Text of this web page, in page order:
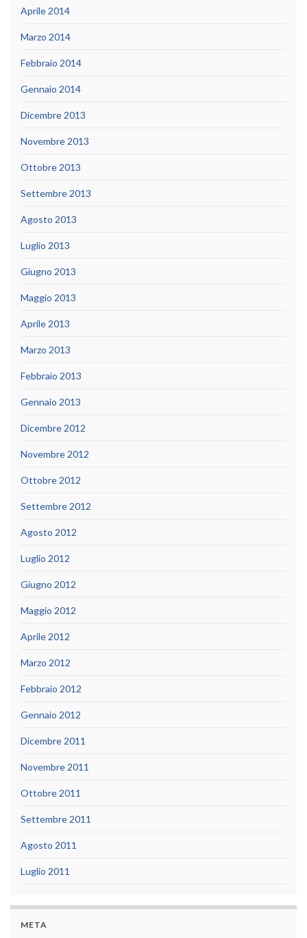
Aprile 2014
Marzo 2014
Febbraio 2014
Gennaio 2014
Dicembre 2013
Novembre 2013
Ottobre 2013
Settembre 2013
Agosto 2013
Luglio 2013
Giugno 2013
Maggio 2013
Aprile 2013
Marzo 2013
Febbraio 2013
Gennaio 2013
Dicembre 2012
Novembre 2012
Ottobre 2012
Settembre 2012
Agosto 2012
Luglio 2012
Giugno 2012
Maggio 2012
Aprile 2012
Marzo 2012
Febbraio 2012
Gennaio 2012
Dicembre 2011
Novembre 2011
Ottobre 2011
Settembre 2011
Agosto 2011
Luglio 2011
META